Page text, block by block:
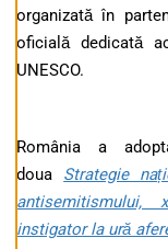
organizată în
oficială dedicată
UNESCO.
România a
doua
Strategie
antisemitismului,
instigator la ură